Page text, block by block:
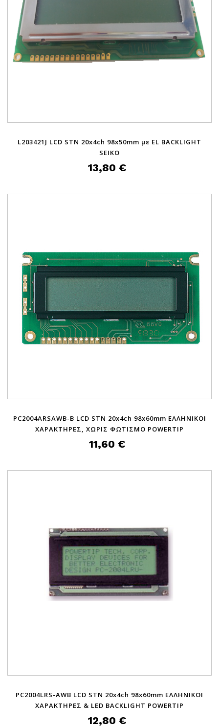
L203421J LCD STN 20x4ch 98x50mm με EL BACKLIGHT
SEIKO
13,80 €
PC2004ARSAWB-B LCD STN 20x4ch 98x60mm ΕΛΛΗΝΙΚΟΙ
ΧΑΡΑΚΤΗΡΕΣ, ΧΩΡΙΣ ΦΩΤΙΣΜΟ POWERTIP
11,60 €
PC2004LRS-AWB LCD STN 20x4ch 98x60mm ΕΛΛΗΝΙΚΟΙ
ΧΑΡΑΚΤΗΡΕΣ & LED BACKLIGHT POWERTIP
12,80 €